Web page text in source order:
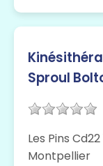
Sproul
Les Pins
Montpellier